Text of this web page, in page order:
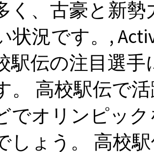
く、古豪と新
状況です。,
駅伝の注目選
。 高校駅伝で
でオリンピッ
しょう。 高校